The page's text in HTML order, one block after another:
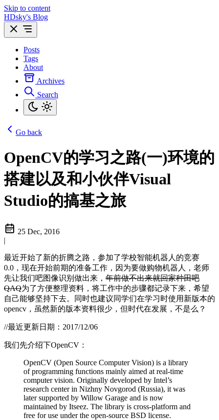
Skip to content
HDsky's Blog
Posts
Tags
About
Archives
Search
Go back
OpenCV的学习之路(一)环境的
搭建以及和小伙伴Visual
Studio的搞基之旅
25 Dec, 2016
|
最近开始了新的折腾之路，参加了学校智能机器人的竞赛
0.0，现在开始前期的准备工作，因为要做购物机器人，老师
先让我们吧图像识别做出来， 年前做不出来就回家种田吧
QAQ为了方便整理资料，将工作中的步骤都记录下来，希望
自己能够坚持下去。同时也建议同学们在学习时使用新版本的
opencv，虽然新的版本资料很少，但时代在发展，不是么？
//最近更新日期：2017/12/06
我们先介绍下OpenCV：
OpenCV (Open Source Computer Vision) is a library
of programming functions mainly aimed at real-time
computer vision. Originally developed by Intel’s
research center in Nizhny Novgorod (Russia), it was
later supported by Willow Garage and is now
maintained by Itseez. The library is cross-platform and
free for use under the open-source BSD license.